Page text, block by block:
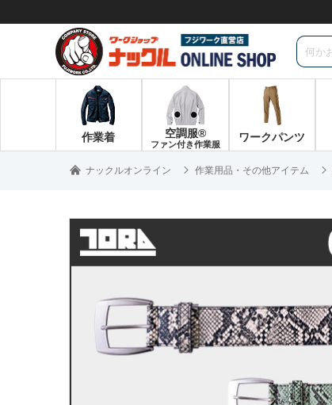
作業着 空調服®
ファン付き作業服
ワークパンツ
ナックルオンライン 作業用品・その他アイテム